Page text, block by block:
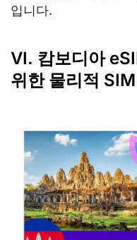
입니다.
VI. 캄보디아
위한 물리적